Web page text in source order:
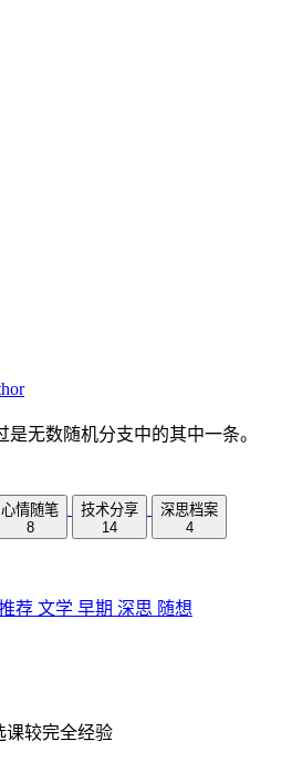
无数随机分支中的其中一条。
心情随笔
8
技术分享
14
深思档案
4
荐 文学 早期 深思 随想
课较完全经验